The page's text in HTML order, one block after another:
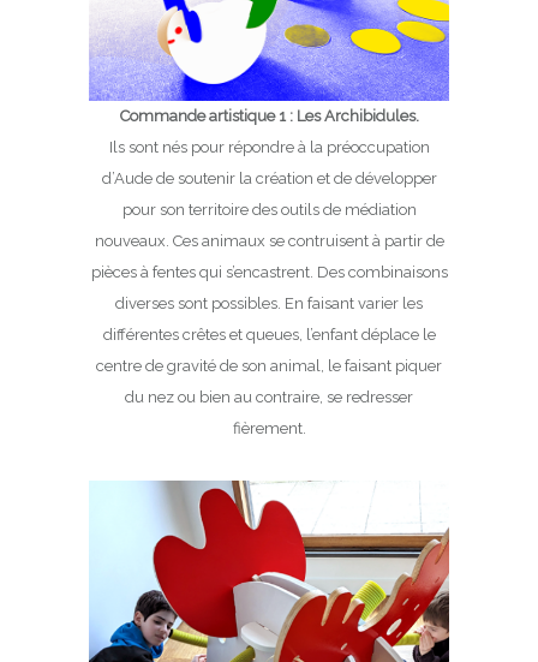
Commande artistique 1 : Les Archibidules.
Ils sont nés pour répondre à la préoccupation
d’Aude de soutenir la création et de développer
pour son territoire des outils de médiation
nouveaux. Ces animaux se contruisent à partir de
pièces à fentes qui s’encastrent. Des combinaisons
diverses sont possibles. En faisant varier les
différentes crêtes et queues, l’enfant déplace le
centre de gravité de son animal, le faisant piquer
du nez ou bien au contraire, se redresser
fièrement.